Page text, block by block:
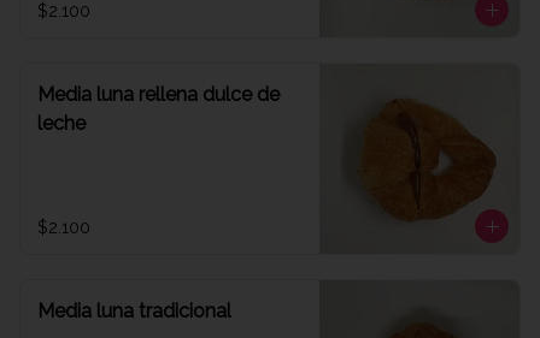
$2.100
Media luna rellena dulce de
leche
$2.100
Media luna tradicional